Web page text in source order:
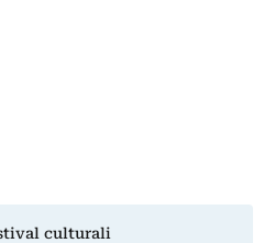
culturali